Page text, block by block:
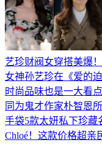
艺珍财阀女穿搭美爆
女神孙艺珍在《爱的
时尚品味也是一大看
同为鬼才作家朴智恩所
手袋5款太妍私下珍藏
Chloé！这款价格超亲